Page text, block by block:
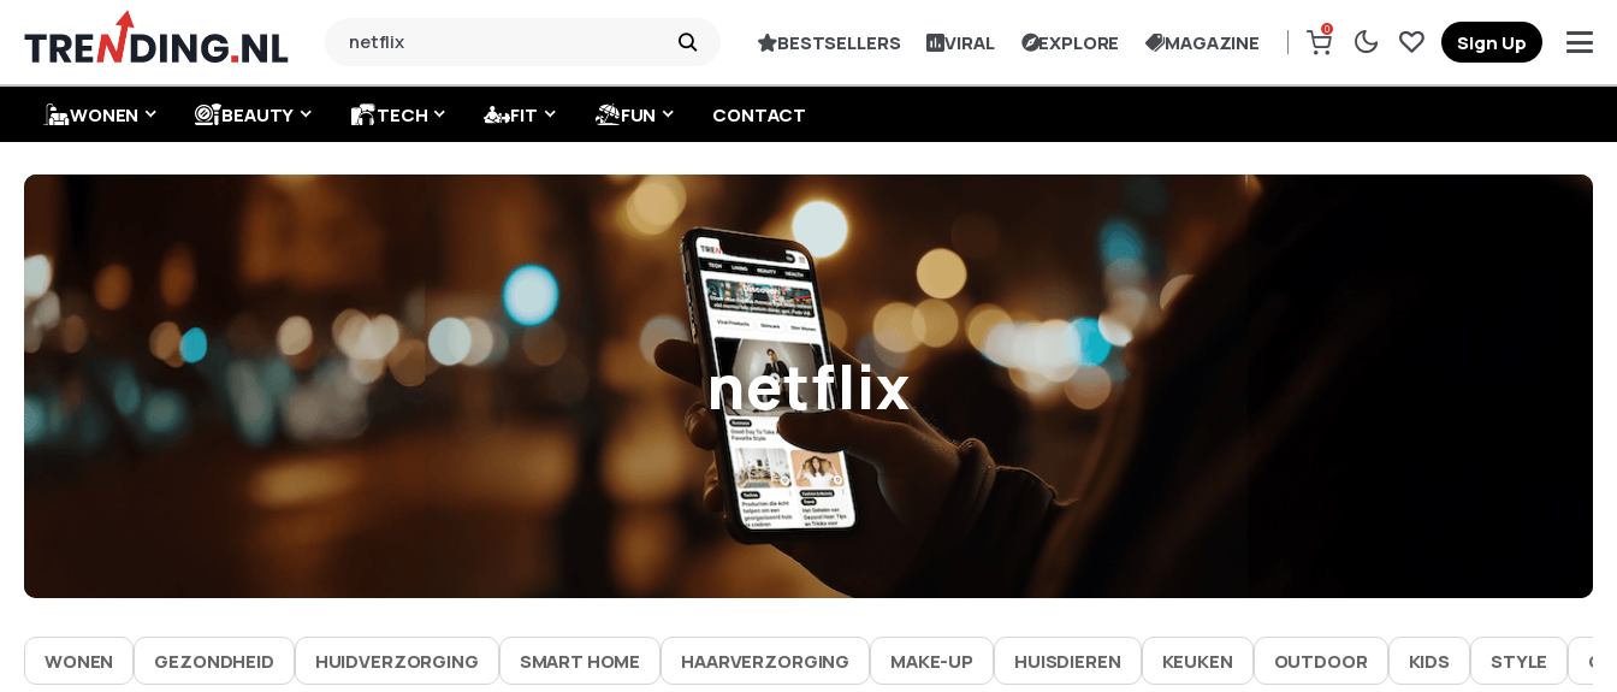
BESTSELLERS VIRAL EXPLORE MAGAZINE
0
Sign Up
WONEN BEAUTY TECH FIT FUN CONTACT
netflix
WONEN GEZONDHEID HUIDVERZORGING SMART HOME HAARVERZORGING MAKE-UP HUISDIEREN KEUKEN OUTDOOR KIDS STYLE